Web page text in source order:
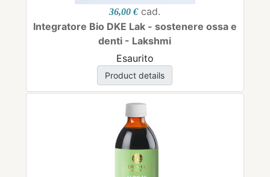
36,00 € cad.
Integratore Bio DKE Lak - sostenere ossa e
denti - Lakshmi
Esaurito
Product details